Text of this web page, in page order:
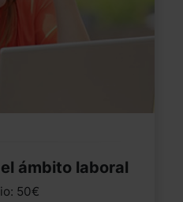
ámbito laboral
50€